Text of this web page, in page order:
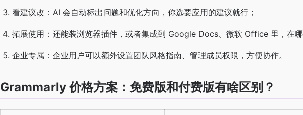
看建议改：AI 会自动标出问题和优化方向，你选要应用的建议就行；
拓展使用：还能装浏览器插件，或者集成到 Google Docs、微软 Office 里，在哪
企业专属：企业用户可以额外设置团队风格指南、管理成员权限，方便协作。
Grammarly 价格方案：免费版和付费版有啥区别？